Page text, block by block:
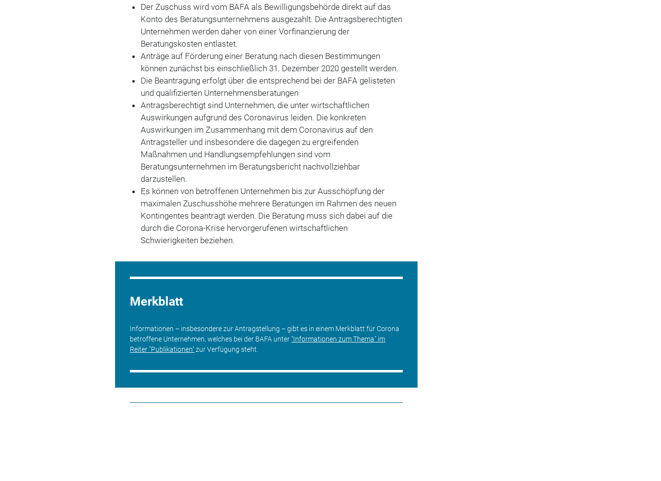
Der Zuschuss wird vom BAFA als Bewilligungsbehörde direkt auf das
Konto des Beratungsunternehmens ausgezahlt. Die Antragsberechtigten
Unternehmen werden daher von einer Vorfinanzierung der
Beratungskosten entlastet.
Anträge auf Förderung einer Beratung nach diesen Bestimmungen
können zunächst bis einschließlich 31. Dezember 2020 gestellt werden.
Die Beantragung erfolgt über die entsprechend bei der BAFA gelisteten
und qualifizierten Unternehmensberatungen
Antragsberechtigt sind Unternehmen, die unter wirtschaftlichen
Auswirkungen aufgrund des Coronavirus leiden. Die konkreten
Auswirkungen im Zusammenhang mit dem Coronavirus auf den
Antragsteller und insbesondere die dagegen zu ergreifenden
Maßnahmen und Handlungsempfehlungen sind vom
Beratungsunternehmen im Beratungsbericht nachvollziehbar
darzustellen.
Es können von betroffenen Unternehmen bis zur Ausschöpfung der
maximalen Zuschusshöhe mehrere Beratungen im Rahmen des neuen
Kontingentes beantragt werden. Die Beratung muss sich dabei auf die
durch die Corona-Krise hervorgerufenen wirtschaftlichen
Schwierigkeiten beziehen.
Merkblatt
Informationen – insbesondere zur Antragstellung – gibt es in einem Merkblatt für Corona
betroffene Unternehmen, welches bei der BAFA unter "Informationen zum Thema" im
Reiter "Publikationen"zur Verfügung steht.